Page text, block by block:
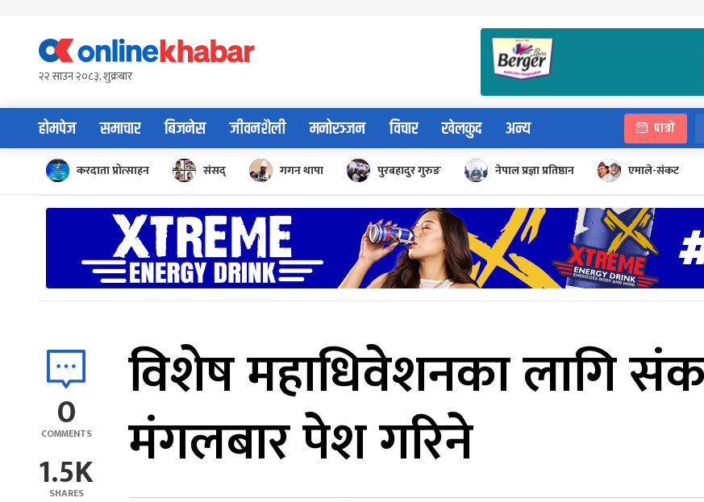
content२२ साउन २०८३, शुक्रबार
होमपेज समाचार बिजनेस जीवनशैली मनोरञ्जन विचार खेलकुद अन्य पात्रो
करदाता प्रोत्साहन संसद् गगन थापा पुरबहादुर गुरुङ नेपाल प्रज्ञा प्रतिष्ठान एमाले-संकट
0
COMMENTS
1.5K
SHARES
विशेष महाधिवेशनका लागि
मंगलबार पेश गरिने